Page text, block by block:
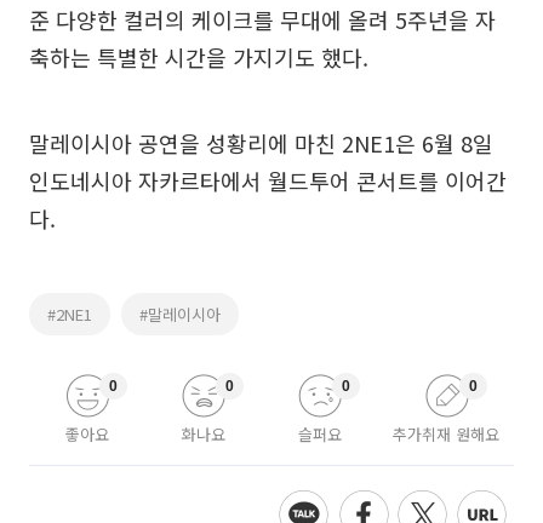
준 다양한 컬러의 케이크를 무대에 올려 5주년을 자
축하는 특별한 시간을 가지기도 했다.
말레이시아 공연을 성황리에 마친 2NE1은 6월 8일
인도네시아 자카르타에서 월드투어 콘서트를 이어간
다.
#2NE1 #말레이시아
좋아요
0
화나요
0
슬퍼요
0
추가취재 원해요
0